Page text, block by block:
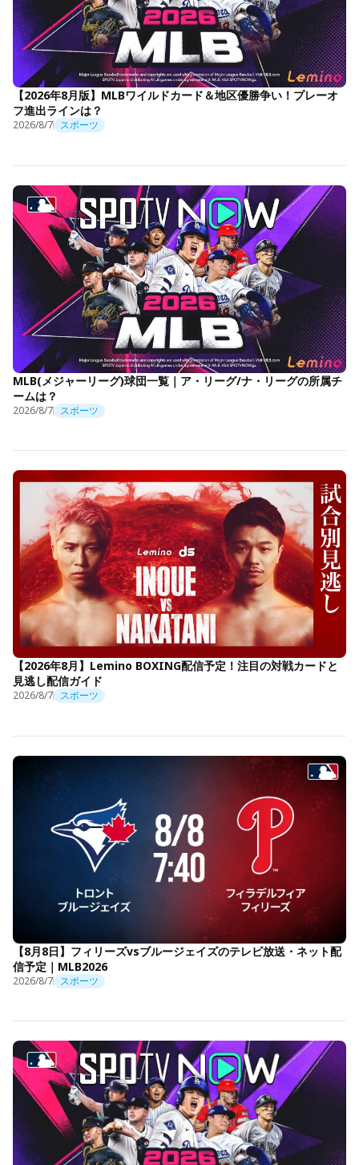
【2026年8月版】MLBワイルドカード＆地区優勝争い！プレーオ
フ進出ラインは？
2026/8/7 スポーツ
MLB(メジャーリーグ)球団一覧｜ア・リーグ/ナ・リーグの所属チ
ームは？
2026/8/7 スポーツ
【2026年8月】Lemino BOXING配信予定！注目の対戦カードと
見逃し配信ガイド
2026/8/7 スポーツ
【8月8日】フィリーズvsブルージェイズのテレビ放送・ネット配
信予定｜MLB2026
2026/8/7 スポーツ